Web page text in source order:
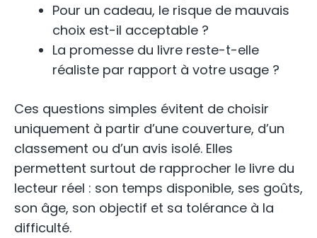
Pour un cadeau, le risque de mauvais
choix est-il acceptable ?
La promesse du livre reste-t-elle
réaliste par rapport à votre usage ?
Ces questions simples évitent de choisir
uniquement à partir d’une couverture, d’un
classement ou d’un avis isolé. Elles
permettent surtout de rapprocher le livre du
lecteur réel : son temps disponible, ses goûts,
son âge, son objectif et sa tolérance à la
difficulté.